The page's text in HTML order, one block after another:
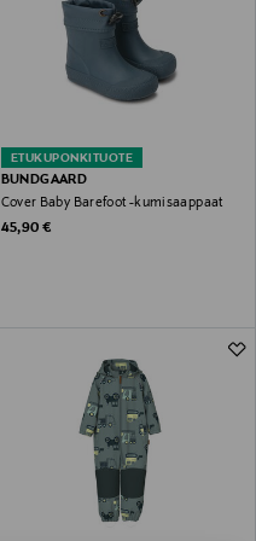
ETUKUPONKITUOTE
BUNDGAARD
Cover Baby Barefoot -kumisaappaat
Original Price
45,90 €